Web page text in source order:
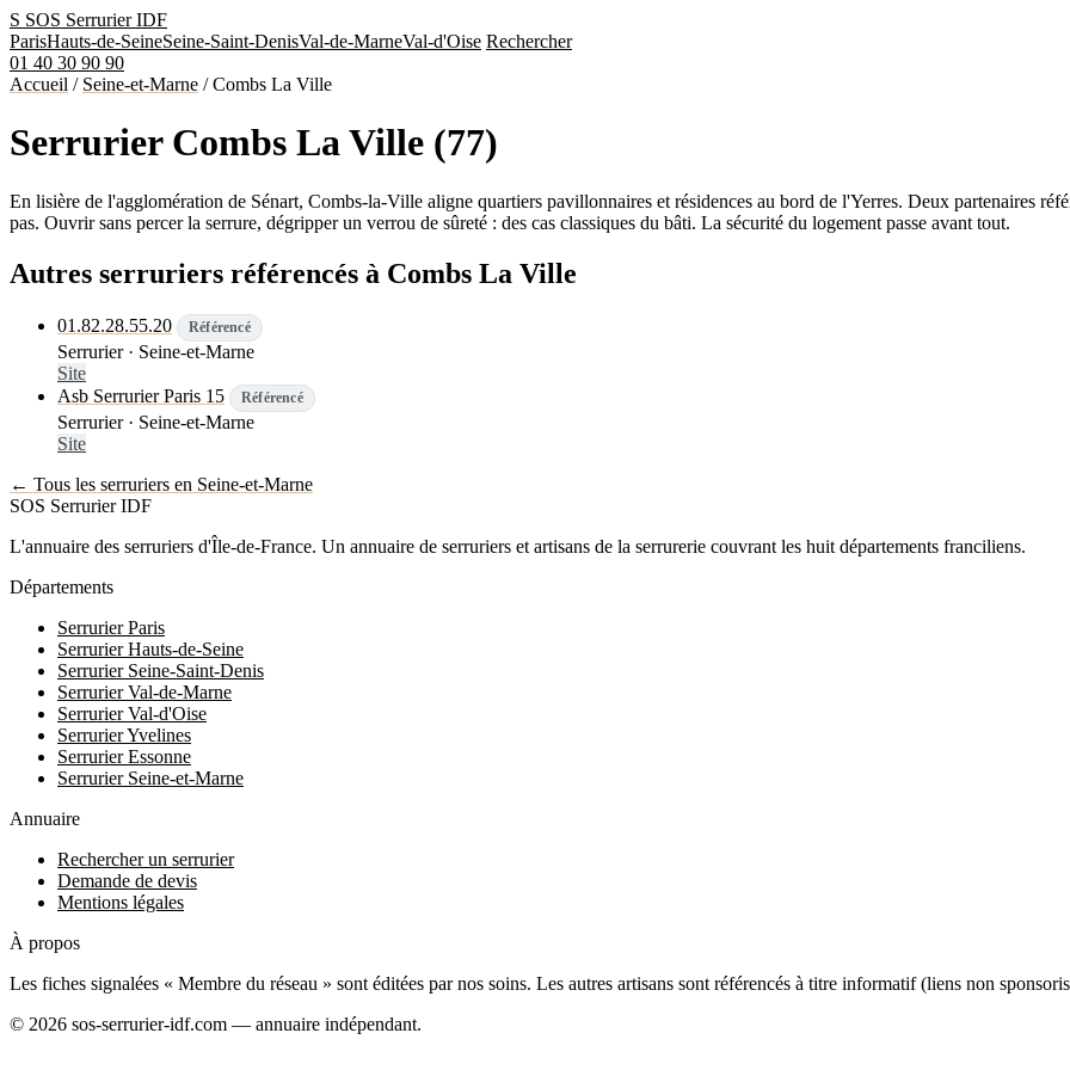
S SOS SerrurierIDF
ParisHauts-de-SeineSeine-Saint-DenisVal-de-MarneVal-d'Oise Rechercher
01 40 30 90 90
Accueil / Seine-et-Marne /Combs La Ville
Serrurier Combs La Ville (77)
En lisière de l'agglomération de Sénart, Combs-la-Ville aligne quartiers pavillonnaires et résidences au bord de l'Yerres. Deux partenaires
pas. Ouvrir sans percer la serrure, dégripper un verrou de sûreté : des cas classiques du bâti. La sécurité du logement passe avant tout.
Autres serruriers référencés à Combs La Ville
01.82.28.55.20 Référencé
Serrurier · Seine-et-Marne
Site
Asb Serrurier Paris 15
Référencé
Serrurier · Seine-et-Marne
Site
← Tous les serruriers en Seine-et-Marne
SOS SerrurierIDF
L'annuaire des serruriers d'Île-de-France. Un annuaire de serruriers et artisans de la serrurerie couvrant les huit départements franciliens.
Départements
Serrurier Paris
Serrurier Hauts-de-Seine
Serrurier Seine-Saint-Denis
Serrurier Val-de-Marne
Serrurier Val-d'Oise
Serrurier Yvelines
Serrurier Essonne
Serrurier Seine-et-Marne
Annuaire
Rechercher un serrurier
Demande de devis
Mentions légales
À propos
Les fiches signalées « Membre du réseau » sont éditées par nos soins. Les autres artisans sont référencés à titre informatif (liens non
© 2026 sos-serrurier-idf.com — annuaire indépendant.